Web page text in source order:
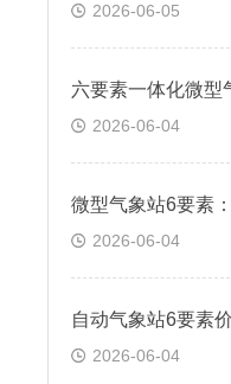
2026-06-05
2026-06-04
2026-06-04
2026-06-04